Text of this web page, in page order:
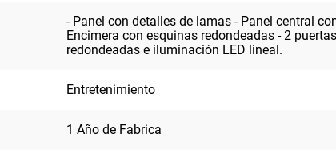
- Panel con detalles de lamas - Panel central
Encimera con esquinas redondeadas - 2
redondeadas e iluminación LED lineal.
Entretenimiento
1 Año de Fabrica